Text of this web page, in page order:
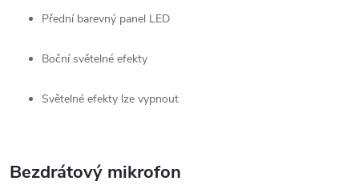
Přední barevný panel LED
Boční světelné efekty
Světelné efekty lze vypnout
Bezdrátový mikrofon